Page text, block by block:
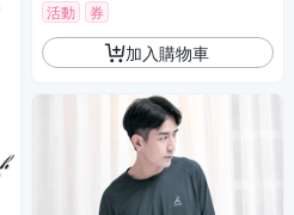
活動 券
加入購物車